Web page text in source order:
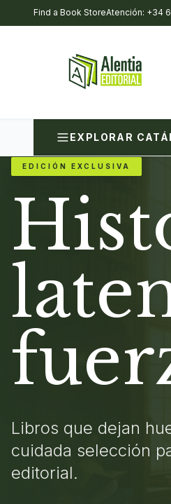
Find a Book StoreAtención: +34
EXPLORAR
EDICIÓN EXCLUSIVA
Libros que dejan
cuidada selección
editorial.